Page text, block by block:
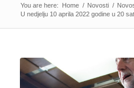
You are here: Home / Novosti /
U nedjelju 10 aprila 2022 godine u 20